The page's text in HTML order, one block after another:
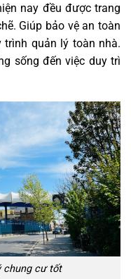
nay đều được trang
Giúp bảo vệ an toàn
quản lý toàn nhà.
sống đến việc duy trì
chung cư tốt